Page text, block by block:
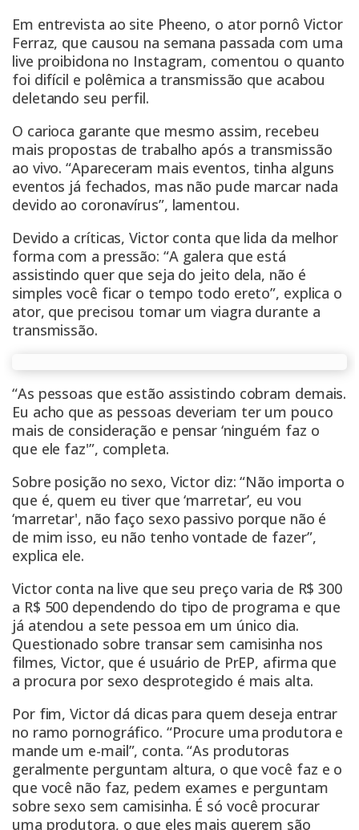
Em entrevista ao site Pheeno, o ator pornô Victor
Ferraz, que causou na semana passada com uma
live proibidona no Instagram, comentou o quanto
foi difícil e polêmica a transmissão que acabou
deletando seu perfil.
O carioca garante que mesmo assim, recebeu
mais propostas de trabalho após a transmissão
ao vivo. “Apareceram mais eventos, tinha alguns
eventos já fechados, mas não pude marcar nada
devido ao coronavírus”, lamentou.
Devido a críticas, Victor conta que lida da melhor
forma com a pressão: “A galera que está
assistindo quer que seja do jeito dela, não é
simples você ficar o tempo todo ereto”, explica o
ator, que precisou tomar um viagra durante a
transmissão.
“As pessoas que estão assistindo cobram demais.
Eu acho que as pessoas deveriam ter um pouco
mais de consideração e pensar ‘ninguém faz o
que ele faz'”, completa.
Sobre posição no sexo, Victor diz: “Não importa o
que é, quem eu tiver que ‘marretar’, eu vou
‘marretar', não faço sexo passivo porque não é
de mim isso, eu não tenho vontade de fazer”,
explica ele.
Victor conta na live que seu preço varia de R$ 300
a R$ 500 dependendo do tipo de programa e que
já atendou a sete pessoa em um único dia.
Questionado sobre transar sem camisinha nos
filmes, Victor, que é usuário de PrEP, afirma que
a procura por sexo desprotegido é mais alta.
Por fim, Victor dá dicas para quem deseja entrar
no ramo pornográfico. “Procure uma produtora e
mande um e-mail”, conta. “As produtoras
geralmente perguntam altura, o que você faz e o
que você não faz, pedem exames e perguntam
sobre sexo sem camisinha. É só você procurar
uma produtora, o que eles mais querem são